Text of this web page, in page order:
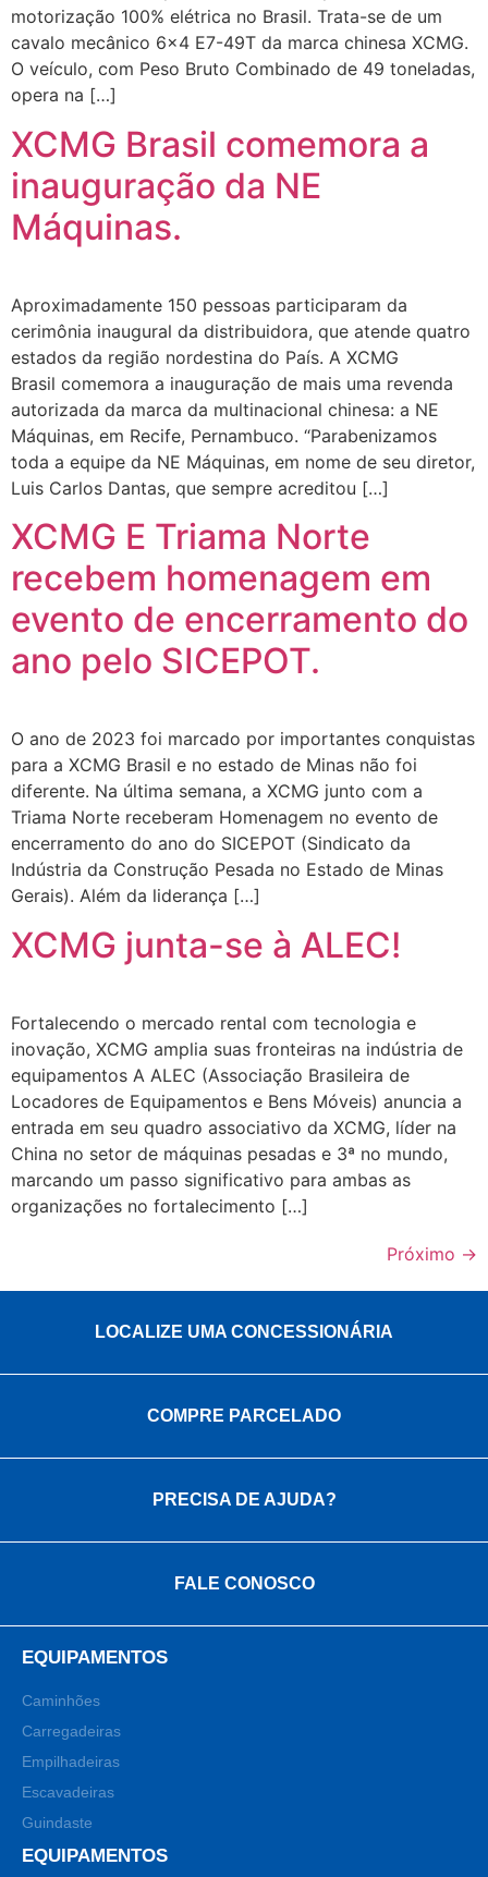
motorização 100% elétrica no Brasil. Trata-se de um
cavalo mecânico 6×4 E7-49T da marca chinesa XCMG.
O veículo, com Peso Bruto Combinado de 49 toneladas,
opera na […]
XCMG Brasil comemora a
inauguração da NE
Máquinas.
Aproximadamente 150 pessoas participaram da
cerimônia inaugural da distribuidora, que atende quatro
estados da região nordestina do País. A XCMG
Brasil comemora a inauguração de mais uma revenda
autorizada da marca da multinacional chinesa: a NE
Máquinas, em Recife, Pernambuco. “Parabenizamos
toda a equipe da NE Máquinas, em nome de seu diretor,
Luis Carlos Dantas, que sempre acreditou […]
XCMG E Triama Norte
recebem homenagem em
evento de encerramento do
ano pelo SICEPOT.
O ano de 2023 foi marcado por importantes conquistas
para a XCMG Brasil e no estado de Minas não foi
diferente. Na última semana, a XCMG junto com a
Triama Norte receberam Homenagem no evento de
encerramento do ano do SICEPOT (Sindicato da
Indústria da Construção Pesada no Estado de Minas
Gerais). Além da liderança […]
XCMG junta-se à ALEC!
Fortalecendo o mercado rental com tecnologia e
inovação, XCMG amplia suas fronteiras na indústria de
equipamentos A ALEC (Associação Brasileira de
Locadores de Equipamentos e Bens Móveis) anuncia a
entrada em seu quadro associativo da XCMG, líder na
China no setor de máquinas pesadas e 3ª no mundo,
marcando um passo significativo para ambas as
organizações no fortalecimento […]
Próximo →
LOCALIZE UMA CONCESSIONÁRIA
COMPRE PARCELADO
PRECISA DE AJUDA?
FALE CONOSCO
EQUIPAMENTOS
Caminhões
Carregadeiras
Empilhadeiras
Escavadeiras
Guindaste
EQUIPAMENTOS